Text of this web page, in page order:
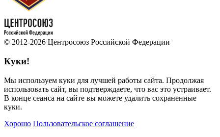
© 2012-2026 Центросоюз Российской Федерации
Куки!
Мы используем куки для лучшей работы сайта. Продолжая
использовать сайт, вы подтверждаете, что вас это устраивает.
В конце сеанса на сайте вы можете удалить сохраненные
куки.
Хорошо Пользовательское соглашение